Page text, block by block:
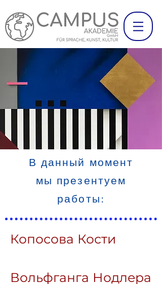
В данный момент
мы презентуем
работы:
Копосова Кости
Вольфганга Нодлера